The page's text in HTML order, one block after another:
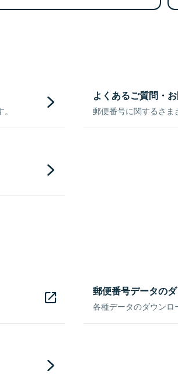
よくあるご質問・
郵便番号に関するさま
郵便番号データの
各種データのダウンロ